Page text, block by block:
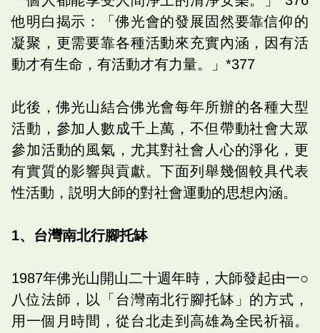
他明白揭示：「佛光會的發展固然要靠信仰的
凝聚，更需要靠各種活動來充實內涵，因有活
動才有生命，有活動才有力量。」*377
此後，佛光山結合佛光會每年所辦的各種大型
活動，參加人數成千上萬，不但帶動社會大眾
參加活動的風氣，尤其對社會人心的淨化，更
有實質的影響與貢獻。下面列舉幾個較具代表
性活動，説明大師的對社會運動的思想內涵。
1、台灣南北行腳托缽
1987年佛光山開山二十週年時，大師發起由一○
八位法師，以「台灣南北行腳托缽」的方式，
用一個月時間，從台北走到高雄為全民祈福。